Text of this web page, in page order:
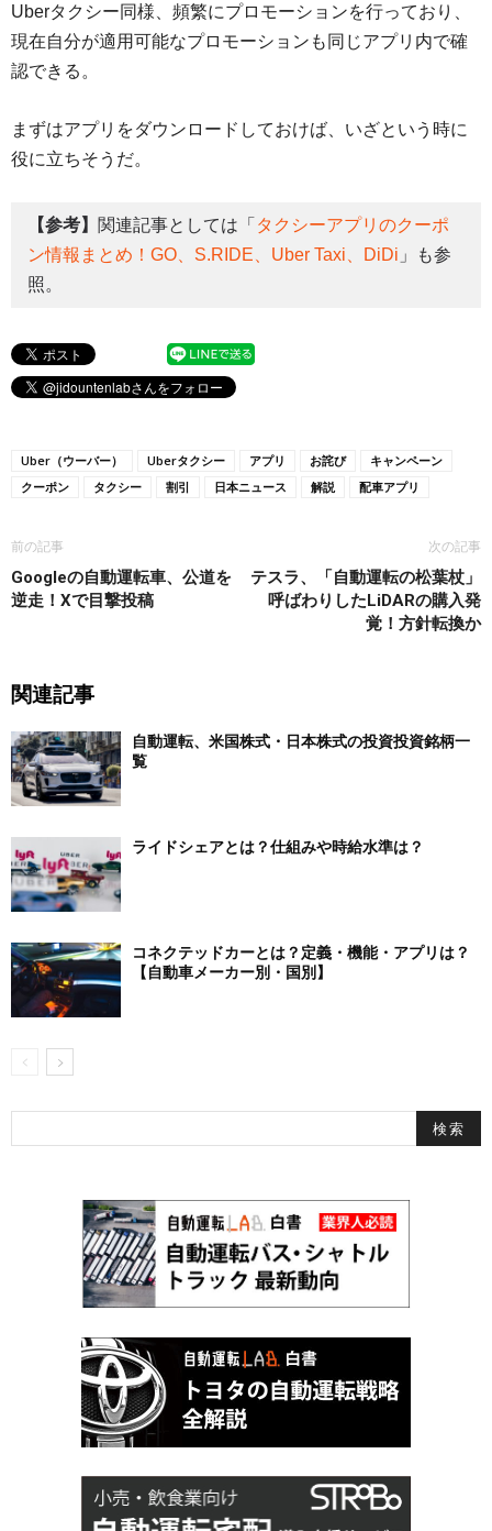
Uberタクシー同様、頻繁にプロモーションを行っており、
現在自分が適用可能なプロモーションも同じアプリ内で確
認できる。
まずはアプリをダウンロードしておけば、いざという時に
役に立ちそうだ。
【参考】 関連記事としては「 タクシーアプリのクーポ
ン情報まとめ！GO、S.RIDE、Uber Taxi、DiDi 」も参
照。
Uber（ウーバー） Uberタクシー アプリ お詫び
キャンペーン
クーポン
タクシー 割引 日本ニュース 解説 配車アプリ
前の記事
Googleの自動運転車、公道を
逆走！Xで目撃投稿
次の記事
テスラ、「自動運転の松葉杖」
呼ばわりしたLiDARの購入発
覚！方針転換か
関連記事
自動運転、米国株式・日本株式の投資投資銘柄一
覧
ライドシェアとは？仕組みや時給水準は？
コネクテッドカーとは？定義・機能・アプリは？
【自動車メーカー別・国別】